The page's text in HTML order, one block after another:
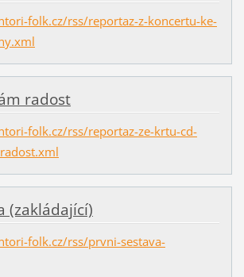
folk.cz/rss/reportaz-z-koncertu-ke-
radost
folk.cz/rss/reportaz-ze-krtu-cd-
(zakládající)
folk.cz/rss/prvni-sestava-